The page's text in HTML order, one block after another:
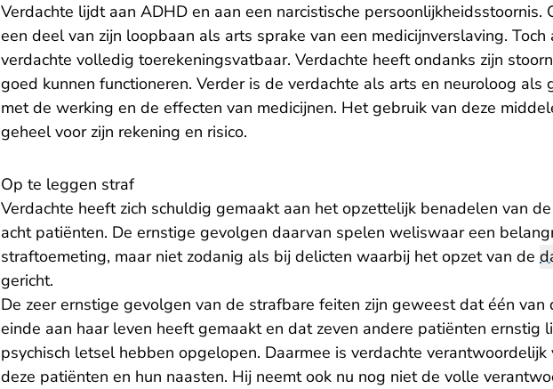
Verdachte lijdt aan ADHD en aan een narcistische persoonlijkheidsstoornis.
een deel van zijn loopbaan als arts sprake van een medicijnverslaving. Toch
verdachte volledig toerekeningsvatbaar. Verdachte heeft ondanks zijn
goed kunnen functioneren. Verder is de verdachte als arts en neuroloog als
met de werking en de effecten van medicijnen. Het gebruik van deze
geheel voor zijn rekening en risico.
Op te leggen straf
Verdachte heeft zich schuldig gemaakt aan het opzettelijk benadelen van
acht patiënten. De ernstige gevolgen daarvan spelen weliswaar een
straftoemeting, maar niet zodanig als bij delicten waarbij het opzet van de
gericht.
De zeer ernstige gevolgen van de strafbare feiten zijn geweest dat één van
einde aan haar leven heeft gemaakt en dat zeven andere patiënten ernstig
psychisch letsel hebben opgelopen. Daarmee is verdachte verantwoordelijk
deze patiënten en hun naasten. Hij neemt ook nu nog niet de volle